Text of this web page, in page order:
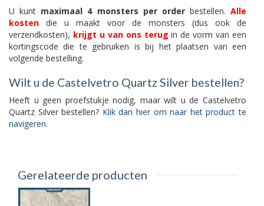
U kunt maximaal 4 monsters per order bestellen. Alle
kosten die u maakt voor de monsters (dus ook de
verzendkosten), krijgt u van ons terug in de vorm van een
kortingscode die te gebruiken is bij het plaatsen van een
volgende bestelling.
Wilt u de Castelvetro Quartz Silver bestellen?
Heeft u geen proefstukje nodig, maar wilt u de Castelvetro
Quartz Silver bestellen? Klik dan hier om naar het product te
navigeren.
Gerelateerde producten